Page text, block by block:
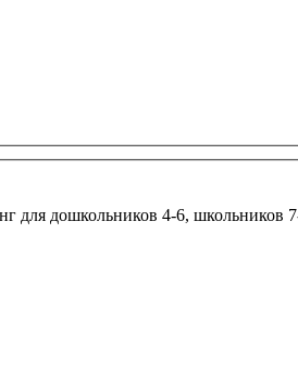
дошкольников 4-6, школьников